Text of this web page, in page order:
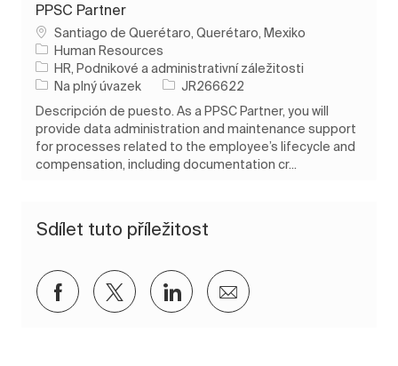
PPSC Partner
Umístění
Santiago de Querétaro, Querétaro, Mexiko
Human Resources
Kategorie
HR, Podnikové a administrativní záležitosti
Typ úlohy
Na plný úvazek ID úlohy
JR266622
Descripción de puesto. As a PPSC Partner, you will
provide data administration and maintenance support
for processes related to the employee’s lifecycle and
compensation, including documentation cr...
Sdílet tuto příležitost
Sdílet přes Facebook
Sdílet přes twitter
Sdílet přes LinkedIn
Sdílet e-mailem